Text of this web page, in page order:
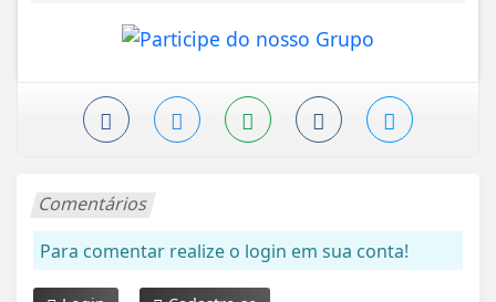
Comentários
Para comentar realize o login em sua conta!